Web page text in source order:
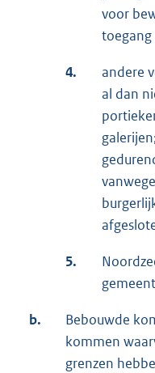
voor
toegang
4.
andere
al dan
5.
b.
Bebouwde
kommen
grenzen